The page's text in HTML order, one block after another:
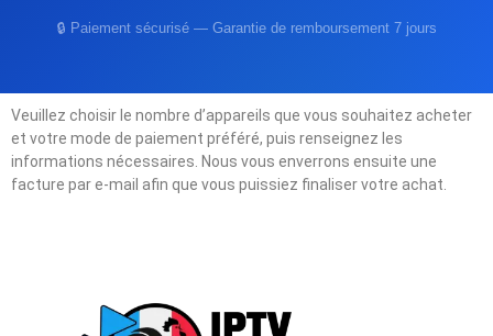
🔒 Paiement sécurisé — Garantie de remboursement 7 jours
Veuillez choisir le nombre d’appareils que vous souhaitez acheter
et votre mode de paiement préféré, puis renseignez les
informations nécessaires. Nous vous enverrons ensuite une
facture par e-mail afin que vous puissiez finaliser votre achat.